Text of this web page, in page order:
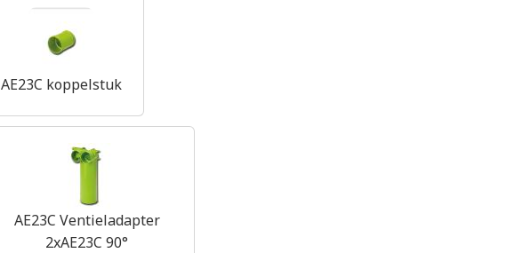
AE23C koppelstuk
AE23C Ventieladapter
2xAE23C 90°